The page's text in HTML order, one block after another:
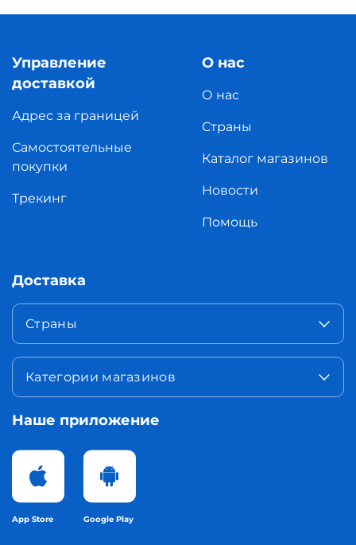
Управление
доставкой
Адрес за границей
Самостоятельные
покупки
Трекинг
О нас
О нас
Страны
Каталог магазинов
Новости
Помощь
Доставка
Страны
Категории магазинов
Наше приложение
App Store Google Play